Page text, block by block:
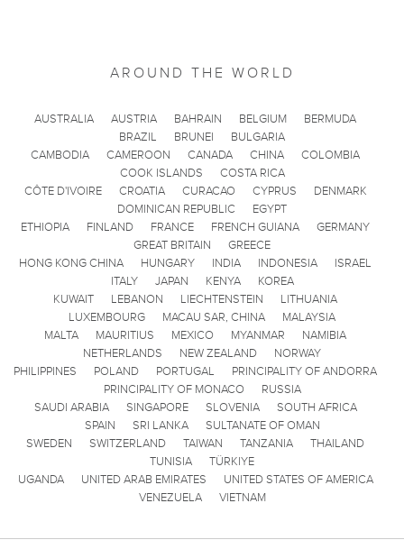
AROUND THE WORLD
AUSTRALIA AUSTRIA BAHRAIN BELGIUM
BERMUDA
BRAZIL
BRUNEI
BULGARIA
CAMBODIA
CAMEROON CANADA CHINA
COLOMBIA
COOK ISLANDS
COSTA RICA
CÔTE D'IVOIRE
CROATIA CURACAO CYPRUS
DENMARK
DOMINICAN REPUBLIC
EGYPT
ETHIOPIA
FINLAND FRANCE FRENCH GUIANA
GERMANY
GREAT BRITAIN
GREECE
HONG KONG CHINA
HUNGARY INDIA INDONESIA
ISRAEL
ITALY
JAPAN KENYA
KOREA
KUWAIT
LEBANON LIECHTENSTEIN
LITHUANIA
LUXEMBOURG
MACAU SAR, CHINA
MALAYSIA
MALTA
MAURITIUS MEXICO MYANMAR
NAMIBIA
NETHERLANDS
NEW ZEALAND
NORWAY
PHILIPPINES
POLAND PORTUGAL
PRINCIPALITY OF ANDORRA
PRINCIPALITY OF MONACO
RUSSIA
SAUDI ARABIA
SINGAPORE SLOVENIA
SOUTH AFRICA
SPAIN
SRI LANKA
SULTANATE OF OMAN
SWEDEN
SWITZERLAND TAIWAN TANZANIA
THAILAND
TUNISIA
TÜRKIYE
UGANDA
UNITED ARAB EMIRATES
UNITED STATES OF AMERICA
VENEZUELA
VIETNAM